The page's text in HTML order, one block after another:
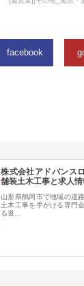
facebook
株式会社アドバンス
舗装土木工事と求人情
山形県鶴岡市で地域の道
土木工事を手がける専門
る道…